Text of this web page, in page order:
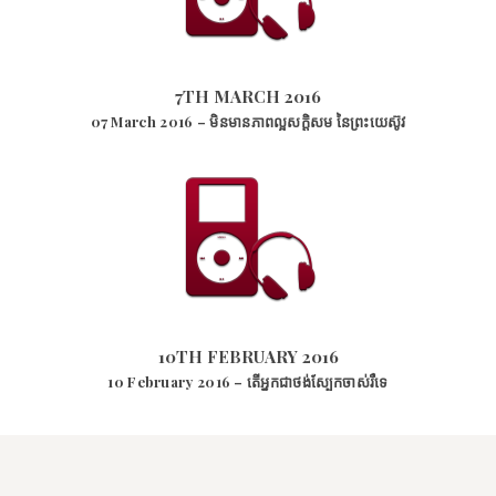
7TH MARCH 2016
07 March 2016 – មិនមានភាពល្អសក្ដិសម នៃព្រះយេស៊ូវ
10TH FEBRUARY 2016
10TH FEBRUARY 2016
10 February 2016 – តើអ្នកជាថង់ស្បែកចាស់រឺទេ